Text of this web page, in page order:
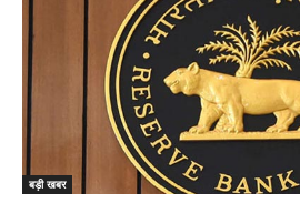
बड़ी खबर